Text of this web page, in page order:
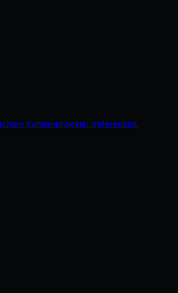
Kundenprojekte: /referenzen.